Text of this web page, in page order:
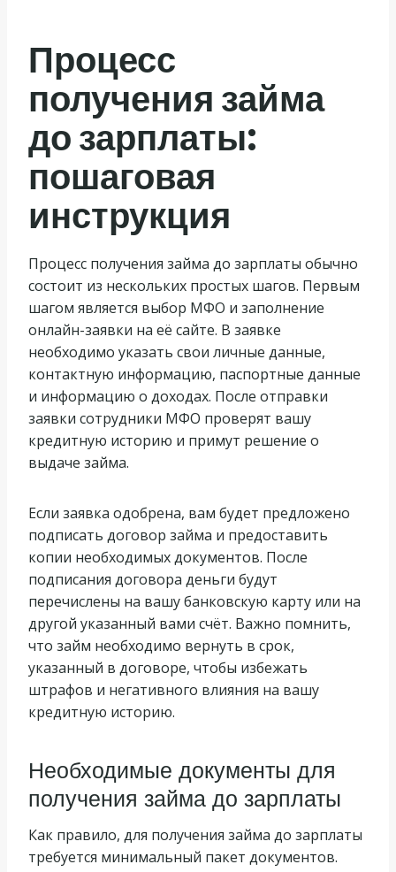
Процесс
получения займа
до зарплаты:
пошаговая
инструкция
Процесс получения займа до зарплаты обычно
состоит из нескольких простых шагов. Первым
шагом является выбор МФО и заполнение
онлайн-заявки на её сайте. В заявке
необходимо указать свои личные данные,
контактную информацию, паспортные данные
и информацию о доходах. После отправки
заявки сотрудники МФО проверят вашу
кредитную историю и примут решение о
выдаче займа.
Если заявка одобрена, вам будет предложено
подписать договор займа и предоставить
копии необходимых документов. После
подписания договора деньги будут
перечислены на вашу банковскую карту или на
другой указанный вами счёт. Важно помнить,
что займ необходимо вернуть в срок,
указанный в договоре, чтобы избежать
штрафов и негативного влияния на вашу
кредитную историю.
Необходимые документы для
получения займа до зарплаты
Как правило, для получения займа до зарплаты
требуется минимальный пакет документов.